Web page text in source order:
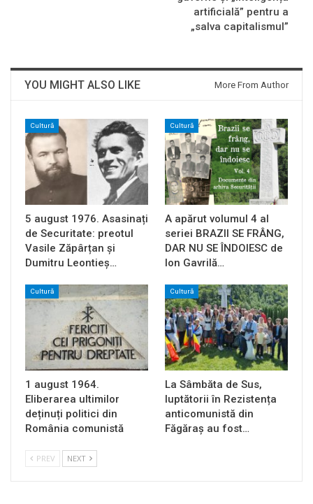
artificială” pentru a
„salva capitalismul”
YOU MIGHT ALSO LIKE More From Author
Cultură
5 august 1976. Asasinați
de Securitate: preotul
Vasile Zăpârțan și
Dumitru Leontieș…
Cultură
A apărut volumul 4 al
seriei BRAZII SE FRÂNG,
DAR NU SE ÎNDOIESC de
Ion Gavrilă…
Cultură
1 august 1964.
Eliberarea ultimilor
deținuți politici din
România comunistă
Cultură
La Sâmbăta de Sus,
luptătorii în Rezistența
anticomunistă din
Făgăraș au fost…
PREV NEXT